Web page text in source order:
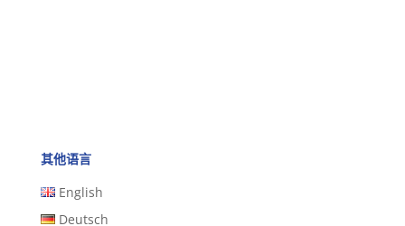
其他语言
English
Deutsch